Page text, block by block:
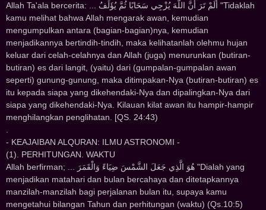
Allah Ta'ala bercerita: ... ﺃَﻟَﻢْ ﺗَﺮَ ﺃَﻥَّ ﺍﻟﻠَّﻪَ ﻳُﺰْﺟِﻲ ﺳَﺤَﺎﺑًﺎ ﺛُﻢَّ ﻳُﺆَﻟِّﻒُ "Tidaklah
kamu melihat bahwa Allah mengarak awan, kemudian
mengumpulkan antara (bagian-bagian)nya, kemudian
menjadikannya bertindih-tindih, maka kelihatanlah olehmu hujan
keluar dari celah-celahnya dan Allah (juga) menurunkan (butiran-
butiran) es dari langit, (yaitu) dari (gumpalan-gumpalan awan
seperti) gunung-gunung, maka ditimpakan-Nya (butiran-butiran) es
itu kepada siapa yang dikehendaki-Nya dan dipalingkan-Nya dari
siapa yang dikehendaki-Nya. Kilauan kilat awan itu hampir-hampir
menghilangkan penglihatan. [QS. 24:43)
.
- KEAJAIBAN ALQURAN: ILMU ASTRONOMI -
(1). PERHITUNGAN. WAKTU
Allah berfirman; ... ﻫُﻮَ ﺍﻟَّﺬِﻱ ﺟَﻌَﻞَ ﺍﻟﺸَّﻤْﺲَ ﺿِﻴَﺎﺀً ﻭَﺍﻟْﻘَﻤَﺮَ "Dialah yang
menjadikan matahari dan bulan bercahaya dan ditetapkannya
manzilah-manzilah bagi perjalanan bulan itu, supaya kamu
mengetahui bilangan Tahun dan perhitungan (waktu) (Qs.10:5)